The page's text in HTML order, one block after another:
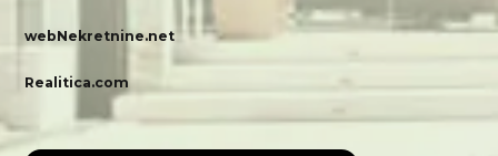
webNekretnine.net
Realitica.com